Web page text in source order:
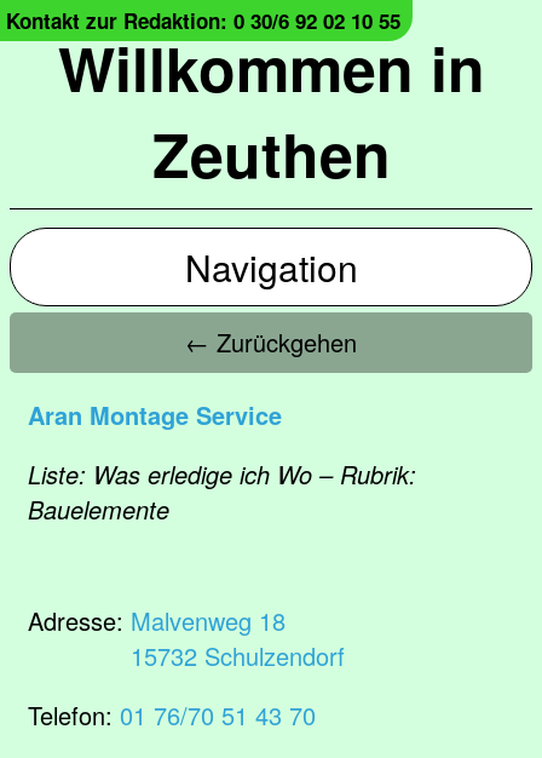
Willkommen in
Zeuthen
Kontakt zur Redaktion: 0 30/6 92 02 10 55
Navigation
← Zurückgehen
Aran Montage Service
Liste: Was erledige ich Wo – Rubrik:
Bauelemente
Adresse: Malvenweg 18
15732 Schulzendorf
Telefon: 01 76/70 51 43 70